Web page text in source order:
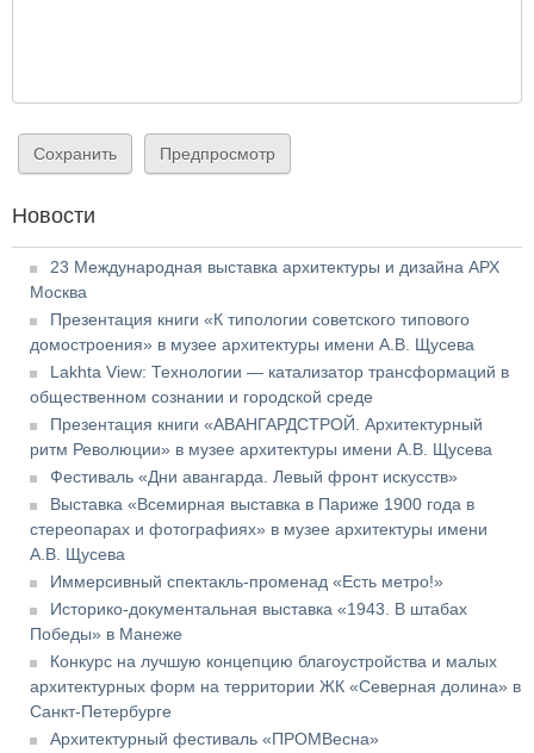
Новости
23 Международная выставка архитектуры и дизайна АРХ
Москва
Презентация книги «К типологии советского типового
домостроения» в музее архитектуры имени А.В. Щусева
Lakhta View: Технологии — катализатор трансформаций в
общественном сознании и городской среде
Презентация книги «АВАНГАРДСТРОЙ. Архитектурный
ритм Революции» в музее архитектуры имени А.В. Щусева
Фестиваль «Дни авангарда. Левый фронт искусств»
Выставка «Всемирная выставка в Париже 1900 года в
стереопарах и фотографиях» в музее архитектуры имени
А.В. Щусева
Иммерсивный спектакль-променад «Есть метро!»
Историко-документальная выставка «1943. В штабах
Победы» в Манеже
Конкурс на лучшую концепцию благоустройства и малых
архитектурных форм на территории ЖК «Северная долина» в
Санкт-Петербурге
Архитектурный фестиваль «ПРОМВесна»